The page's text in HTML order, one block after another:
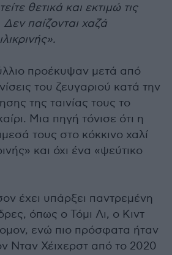
θετικά και εκτιμώ τις
παίζονται χαζά
προέκυψαν μετά από
του ζευγαριού κατά την
της ταινίας τους το
Μια πηγή τόνισε ότι η
τους στο κόκκινο χαλί
και όχι ένα «ψεύτικο
έχει υπάρξει παντρεμένη
όπως ο Τόμι Λι, ο Κιντ
ενώ πιο πρόσφατα ήταν
Νταν Χέιχερστ από το 2020